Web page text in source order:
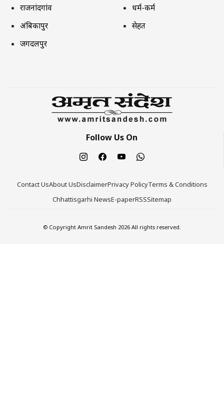
राजनांदगांव
अंबिकापुर
जगदलपुर
धर्म-कर्म
सेहत
Follow Us On
Contact UsAbout UsDisclaimerPrivacy PolicyTerms & Conditions
Chhattisgarhi NewsE-paperRSSSitemap
© Copyright Amrit Sandesh 2026 All rights reserved.